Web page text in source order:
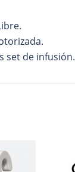
set de infusión.